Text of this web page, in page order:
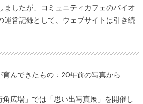
ましたが、コミュニティカフェのパイオ
運営記録として、ウェブサイトは引き続
んできたもの：20年前の写真から
広場」では「思い出写真展」を開催し